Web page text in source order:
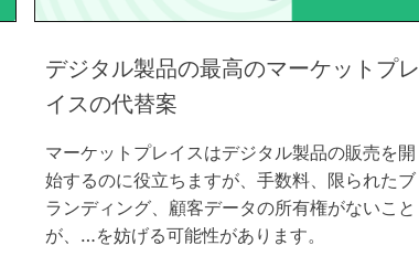
デジタル製品の最高のマーケットプレ
イスの代替案
マーケットプレイスはデジタル製品の販売を開
始するのに役立ちますが、手数料、限られたブ
ランディング、顧客データの所有権がないこと
が、…を妨げる可能性があります。